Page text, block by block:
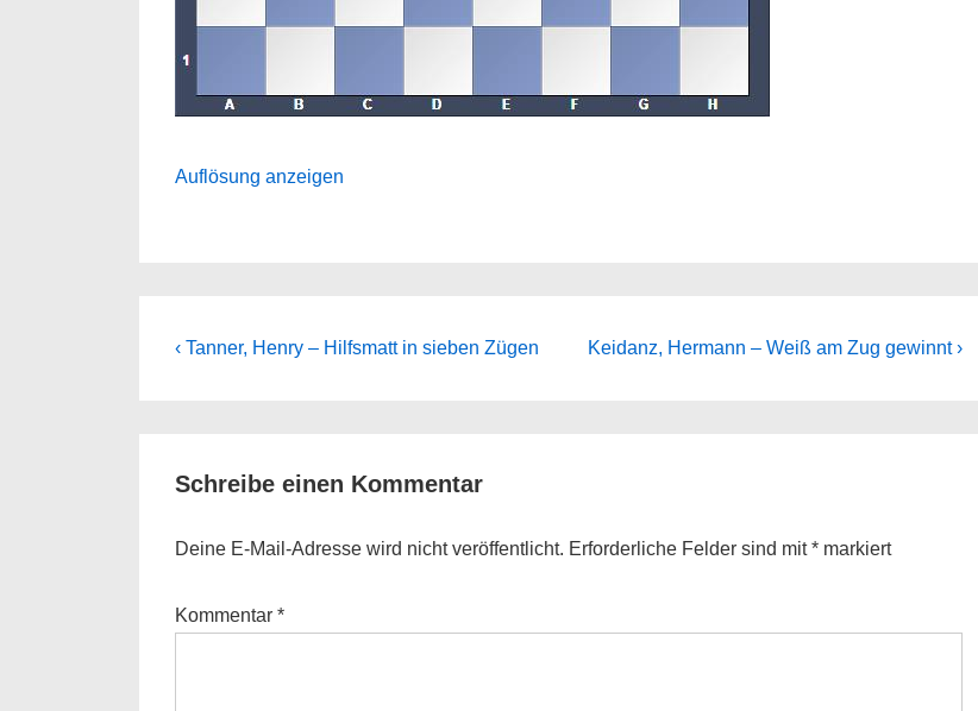
Auflösung anzeigen
Beitragsnavigation
Previous
‹ Tanner, Henry – Hilfsmatt in sieben Zügen
Next
Keidanz, Hermann – Weiß am Zug gewinnt ›
Schreibe einen Kommentar
Deine E-Mail-Adresse wird nicht veröffentlicht. Erforderliche Felder sind mit* markiert
Kommentar *